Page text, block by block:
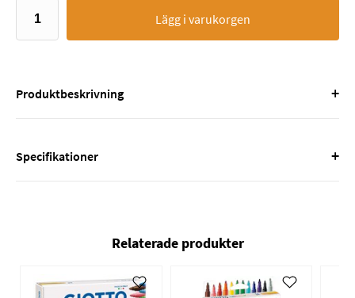
Lägg i varukorgen
Produktbeskrivning +
Specifikationer +
Relaterade produkter